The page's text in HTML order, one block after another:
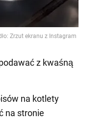
z kwaśną
na kotlety
na stronie